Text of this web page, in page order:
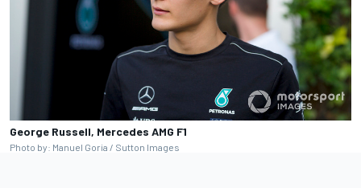
George Russell, Mercedes AMG F1
Photo by: Manuel Goria / Sutton Images